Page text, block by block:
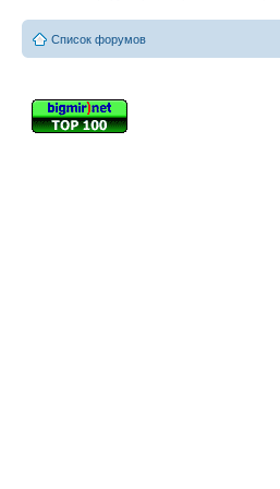
Список форумов